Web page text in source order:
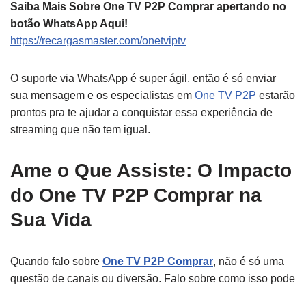
Saiba Mais Sobre One TV P2P Comprar apertando no
botão WhatsApp Aqui!
https://recargasmaster.com/onetviptv
O suporte via WhatsApp é super ágil, então é só enviar
sua mensagem e os especialistas em One TV P2P estarão
prontos pra te ajudar a conquistar essa experiência de
streaming que não tem igual.
Ame o Que Assiste: O Impacto
do One TV P2P Comprar na
Sua Vida
Quando falo sobre One TV P2P Comprar, não é só uma
questão de canais ou diversão. Falo sobre como isso pode